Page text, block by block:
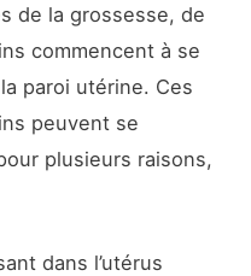
de la grossesse, de
commencent à se
paroi utérine. Ces
peuvent se
plusieurs raisons,
dans l’utérus